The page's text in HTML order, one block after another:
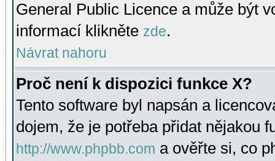
General Public Licence a může být
informací klikněte zde.
Návrat nahoru
Proč není k dispozici funkce X?
Tento software byl napsán a
dojem, že je potřeba přidat nějakou
http://www.phpbb.com a ověřte si, co